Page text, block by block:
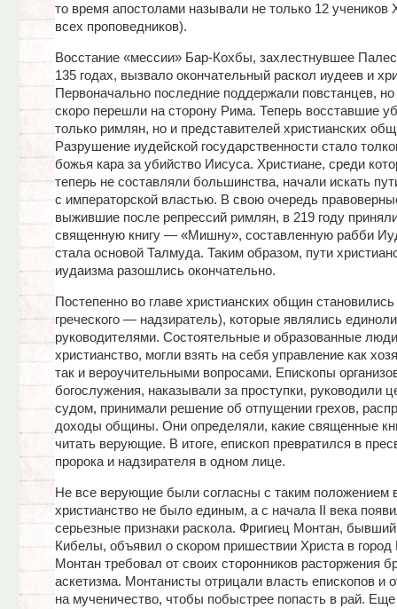
то время апостолами называли не только 12 учеников
всех проповедников).
Восстание «мессии» Бар-Кохбы, захлестнувшее
135 годах, вызвало окончательный раскол иудеев и
Первоначально последние поддержали повстанцев,
скоро перешли на сторону Рима. Теперь восставшие
только римлян, но и представителей христианских
Разрушение иудейской государственности стало
божья кара за убийство Иисуса. Христиане, среди
теперь не составляли большинства, начали искать
с императорской властью. В свою очередь
выжившие после репрессий римлян, в 219 году
священную книгу — «Мишну», составленную рабби
стала основой Талмуда. Таким образом, пути
иудаизма разошлись окончательно.
Постепенно во главе христианских общин
греческого — надзиратель), которые являлись
руководителями. Состоятельные и образованные
христианство, могли взять на себя управление как
так и вероучительными вопросами. Епископы
богослужения, наказывали за проступки, руководили
судом, принимали решение об отпущении грехов,
доходы общины. Они определяли, какие священные
читать верующие. В итоге, епископ превратился в
пророка и надзирателя в одном лице.
Не все верующие были согласны с таким положением
христианство не было единым, а с начала II века
серьезные признаки раскола. Фригиец Монтан,
Кибелы, объявил о скором пришествии Христа в город
Монтан требовал от своих сторонников расторжения
аскетизма. Монтанисты отрицали власть епископов и
на мученичество, чтобы побыстрее попасть в рай.